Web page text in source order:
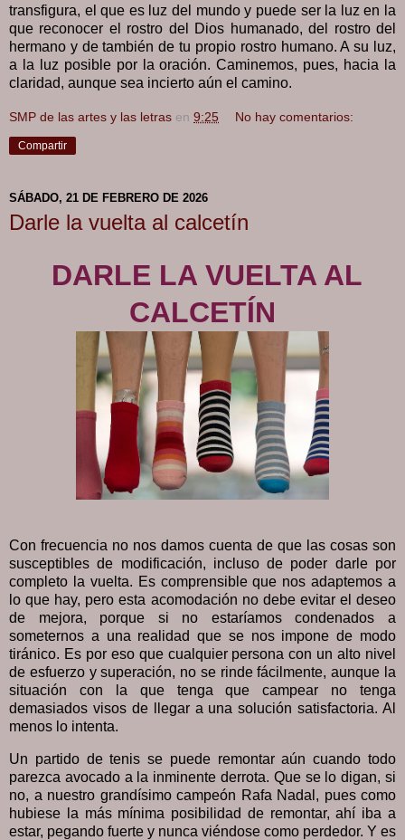
transfigura, el que es luz del mundo y puede ser la luz en la
que reconocer el rostro del Dios humanado, del rostro del
hermano y de también de tu propio rostro humano. A su luz,
a la luz posible por la oración. Caminemos, pues, hacia la
claridad, aunque sea incierto aún el camino.
SMP de las artes y las letras en 9:25 No hay comentarios:
Compartir
SÁBADO, 21 DE FEBRERO DE 2026
Darle la vuelta al calcetín
DARLE LA VUELTA AL
CALCETÍN
Con frecuencia no nos damos cuenta de que las cosas son
susceptibles de modificación, incluso de poder darle por
completo la vuelta. Es comprensible que nos adaptemos a
lo que hay, pero esta acomodación no debe evitar el deseo
de mejora, porque si no estaríamos condenados a
someternos a una realidad que se nos impone de modo
tiránico. Es por eso que cualquier persona con un alto nivel
de esfuerzo y superación, no se rinde fácilmente, aunque la
situación con la que tenga que campear no tenga
demasiados visos de llegar a una solución satisfactoria. Al
menos lo intenta.
Un partido de tenis se puede remontar aún cuando todo
parezca avocado a la inminente derrota. Que se lo digan, si
no, a nuestro grandísimo campeón Rafa Nadal, pues como
hubiese la más mínima posibilidad de remontar, ahí iba a
estar, pegando fuerte y nunca viéndose como perdedor. Y es